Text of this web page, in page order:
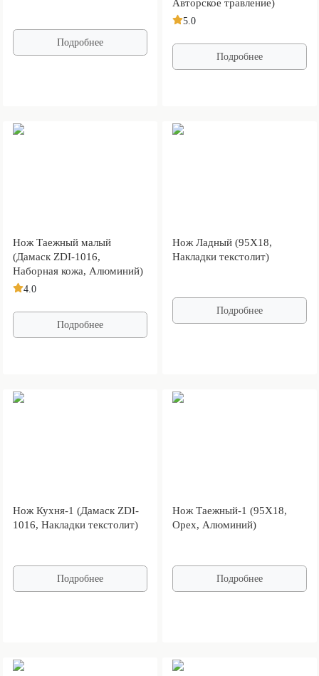
Подробнее
Авторское травление)
5.0
Подробнее
Нож Таежный малый
(Дамаск ZDI-1016,
Наборная кожа, Алюминий)
4.0
Подробнее
Нож Ладный (95Х18,
Накладки текстолит)
Подробнее
Нож Кухня-1 (Дамаск ZDI-
1016, Накладки текстолит)
Подробнее
Нож Таежный-1 (95Х18,
Орех, Алюминий)
Подробнее